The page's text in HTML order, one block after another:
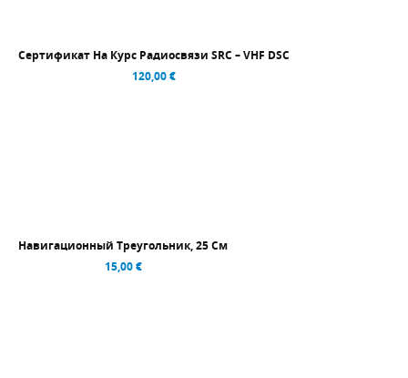
Сертификат На Курс Радиосвязи SRC – VHF DSC
120,00 €
Навигационный Треугольник, 25 См
15,00 €